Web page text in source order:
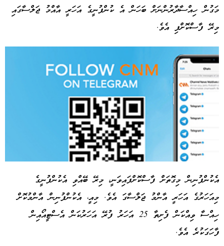
މަގުން ހިއްސާދާރުންނަށް ބަހަން އެ ކުންފުނީގެ އަހަރީ އާއްމު ޖަލްސާގައި
މިރޭ ފާސްކޮށްފި އެވެ.
Advertisement
އެކުންފުނިން މިގޮތަށް ފާސްކޮށްފައިވަނީ، މިރޭ ބޭއްވި އެކުންފުނީގެ
މިއަހަރުގެ އަހަރީ އާންމު ޖަލްސާގަ އެވެ. މިއީ، އެކުންފުނިން އާންމުކޮށް
ހިއްސާ ވިއްކަން ފެށިތާ 25 އަހަރު ފުރޭ އަހަރުކަން އެސްޓީއޯއިން
ފާހަގަކުރެ އެވެ.